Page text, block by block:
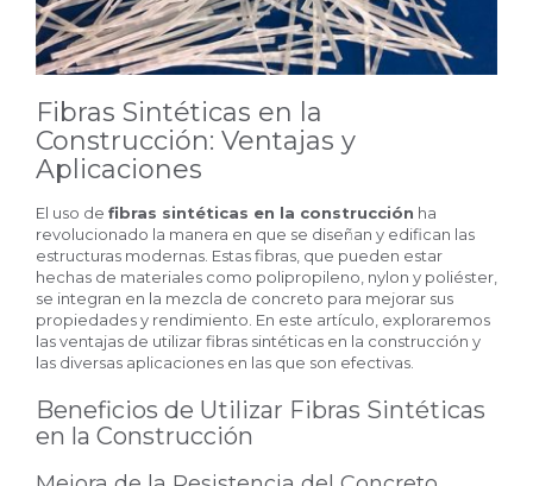
Fibras Sintéticas en la
Construcción: Ventajas y
Aplicaciones
El uso de fibras sintéticas en la construcción ha
revolucionado la manera en que se diseñan y edifican las
estructuras modernas. Estas fibras, que pueden estar
hechas de materiales como polipropileno, nylon y poliéster,
se integran en la mezcla de concreto para mejorar sus
propiedades y rendimiento. En este artículo, exploraremos
las ventajas de utilizar fibras sintéticas en la construcción y
las diversas aplicaciones en las que son efectivas.
Beneficios de Utilizar Fibras Sintéticas
en la Construcción